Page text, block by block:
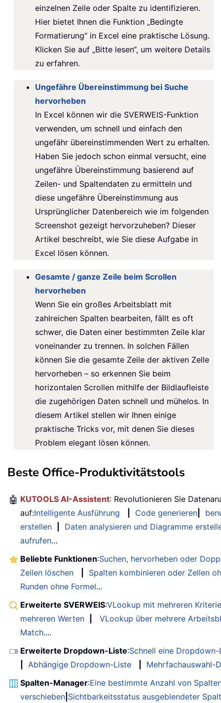
einzelnen Zeile oder Spalte zu identifizieren.
Hier bietet Ihnen die Funktion „Bedingte
Formatierung“ in Excel eine praktische Lösung.
Klicken Sie auf „Bitte lesen“, um weitere Details
zu erfahren.
Ungefähre Übereinstimmung bei Suche
hervorheben
In Excel können wir die SVERWEIS-Funktion
verwenden, um schnell und einfach den
ungefähr übereinstimmenden Wert zu erhalten.
Haben Sie jedoch schon einmal versucht, eine
ungefähre Übereinstimmung basierend auf
Zeilen- und Spaltendaten zu ermitteln und
diese ungefähre Übereinstimmung aus
Ursprünglicher Datenbereich wie im folgenden
Screenshot gezeigt hervorzuheben? Dieser
Artikel beschreibt, wie Sie diese Aufgabe in
Excel lösen können.
Gesamte / ganze Zeile beim Scrollen
hervorheben
Wenn Sie ein großes Arbeitsblatt mit
zahlreichen Spalten bearbeiten, fällt es oft
schwer, die Daten einer bestimmten Zeile klar
voneinander zu trennen. In solchen Fällen
können Sie die gesamte Zeile der aktiven Zelle
hervorheben – so erkennen Sie beim
horizontalen Scrollen mithilfe der Bildlaufleiste
die zugehörigen Daten schnell und mühelos. In
diesem Artikel stellen wir Ihnen einige
praktische Tricks vor, mit denen Sie dieses
Problem elegant lösen können.
Beste Office-Produktivitätstools
🤖 KUTOOLS AI-Assistent: Revolutionieren Sie
auf:Intelligente Ausführung Code generieren
erstellen
Daten analysieren und Diagramme
aufrufen…
Beliebte Funktionen:Suchen, hervorheben oder
Zeilen löschen
Spalten kombinieren oder Zellen
Runden ohne Formel...
Erweiterte SVERWEIS:VLookup mit mehreren
mehreren Werten
VLookup über mehrere
Match....
Erweiterte Dropdown-Liste:Schnell eine
Abhängige Dropdown-Liste
Mehrfachauswahl-
Spalten-Manager:Eine bestimmte Anzahl von
verschieben Sichtbarkeitsstatus ausgeblendeter